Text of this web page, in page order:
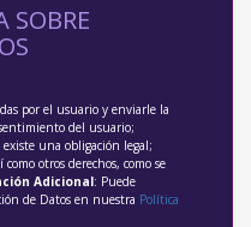
SOBRE
por el usuario y enviarle la
del usuario;
existe una obligación legal;
otros derechos, como se
Adicional: Puede
de Datos en nuestra Política